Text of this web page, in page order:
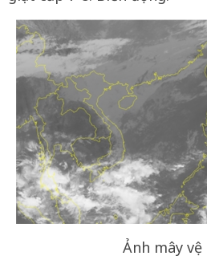
Ảnh mây